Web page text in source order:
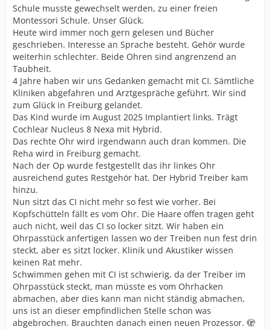
Schule musste gewechselt werden, zu einer freien
Montessori Schule. Unser Glück.
Heute wird immer noch gern gelesen und Bücher
geschrieben. Interesse an Sprache besteht. Gehör wurde
weiterhin schlechter. Beide Ohren sind angrenzend an
Taubheit.
4 Jahre haben wir uns Gedanken gemacht mit CI. Sämtliche
Kliniken abgefahren und Arztgespräche geführt. Wir sind
zum Glück in Freiburg gelandet.
Das Kind wurde im August 2025 Implantiert links. Trägt
Cochlear Nucleus 8 Nexa mit Hybrid.
Das rechte Ohr wird irgendwann auch dran kommen. Die
Reha wird in Freiburg gemacht.
Nach der Op wurde festgestellt das ihr linkes Ohr
ausreichend gutes Restgehör hat. Der Hybrid Treiber kam
hinzu.
Nun sitzt das CI nicht mehr so fest wie vorher. Bei
Kopfschütteln fällt es vom Ohr. Die Haare offen tragen geht
auch nicht, weil das CI so locker sitzt. Wir haben ein
Ohrpasstück anfertigen lassen wo der Treiben nun fest drin
steckt, aber es sitzt locker. Klinik und Akustiker wissen
keinen Rat mehr.
Schwimmen gehen mit CI ist schwierig, da der Treiber im
Ohrpasstück steckt, man müsste es vom Ohrhacken
abmachen, aber dies kann man nicht ständig abmachen,
uns ist an dieser empfindlichen Stelle schon was
abgebrochen. Brauchten danach einen neuen Prozessor. 🫣